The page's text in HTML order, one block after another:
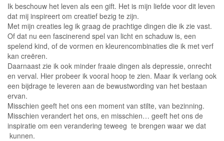
Ik beschouw het leven als een gift. Het is mijn liefde voor dit leven
dat mij inspireert om creatief bezig te zijn.
Met mijn creaties leg ik graag de prachtige dingen die ik zie vast.
Of dat nu een fascinerend spel van licht en schaduw is, een
spelend kind, of de vormen en kleurencombinaties die ik met verf
kan creëren.
Daarnaast zie ik ook minder fraaie dingen als depressie, onrecht
en verval. Hier probeer ik vooral hoop te zien. Maar ik verlang ook
een bijdrage te leveren aan de bewustwording van het bestaan
ervan.
Misschien geeft het ons een moment van stilte, van bezinning.
Misschien verandert het ons, en misschien… geeft het ons de
inspiratie om een verandering teweeg te brengen waar we dat
kunnen.